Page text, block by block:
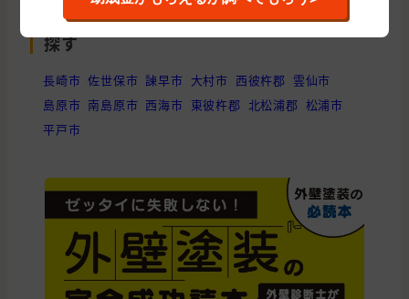
長崎県の他の市区町村から外壁塗装会社を
探す
長崎市 佐世保市 諫早市 大村市 西彼杵郡 雲仙市
島原市 南島原市 西海市 東彼杵郡 北松浦郡 松浦市
平戸市